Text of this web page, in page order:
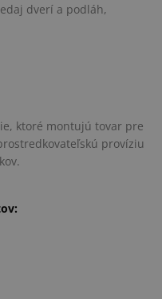
dverí a podláh,
ktoré montujú tovar pre
províziu
: